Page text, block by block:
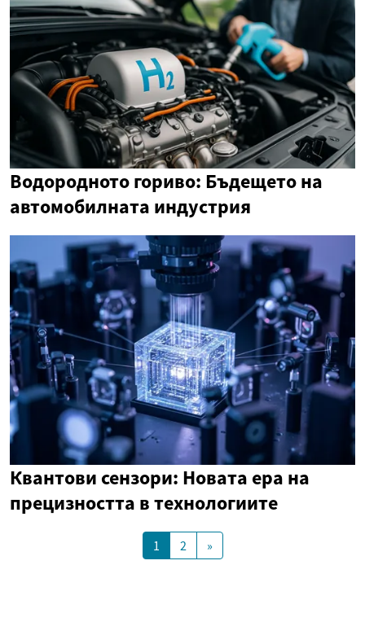
Водородното гориво: Бъдещето на
автомобилната индустрия
Квантови сензори: Новата ера на
прецизността в технологиите
1 2 »